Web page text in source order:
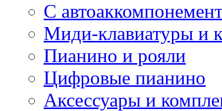
С
Миди-клавиатуры и
Пианино и рояли
Цифровые пианино
Аксессуары и